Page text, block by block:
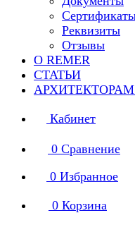
Реквизиты
Отзывы
О REMER
СТАТЬИ
Кабинет
0 Сравнение
0 Избранное
0 Корзина